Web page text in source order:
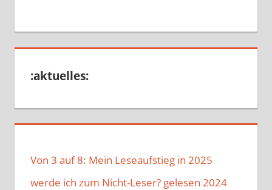
:aktuelles:
Von 3 auf 8: Mein Leseaufstieg in 2025
werde ich zum Nicht-Leser? gelesen 2024